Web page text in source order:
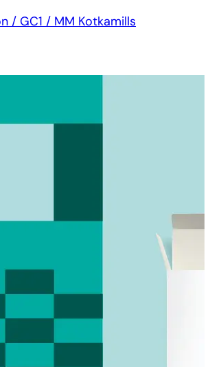
/ GC1 / MM Kotkamills